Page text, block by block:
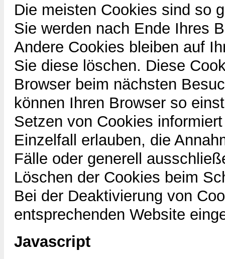
Die meisten Cookies sind so
Sie werden nach Ende Ihres
Andere Cookies bleiben auf
Sie diese löschen. Diese
Browser beim nächsten
können Ihren Browser so
Setzen von Cookies
Einzelfall erlauben, die
Fälle oder generell
Löschen der Cookies beim
Bei der Deaktivierung von
entsprechenden Website
Javascript